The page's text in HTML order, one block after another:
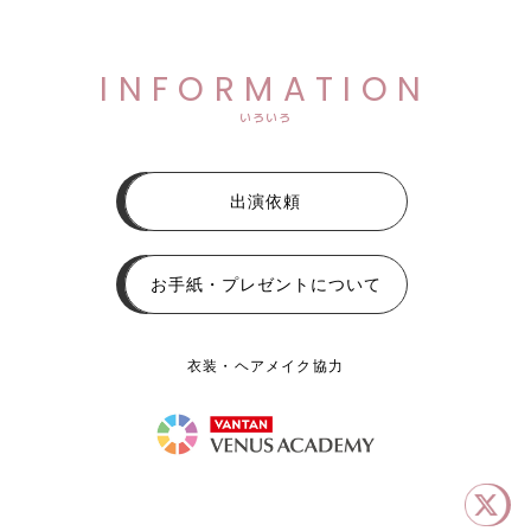
INFORMATION
いろいろ
出演依頼
お手紙・プレゼントについて
衣装・ヘアメイク協力